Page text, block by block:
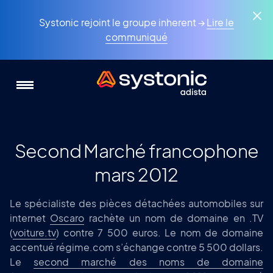
Systonic rejoint le groupe inherent →Lire le
communiqué
Second Marché francophone
mars 2012
Le spécialiste des pièces détachées automobiles sur
internet Oscaro rachète un nom de domaine en .TV
(voiture.tv) contre 7 500 euros. Le nom de domaine
accentué régime.com s’échange contre 5 500 dollars.
Le second marché des noms de domaine